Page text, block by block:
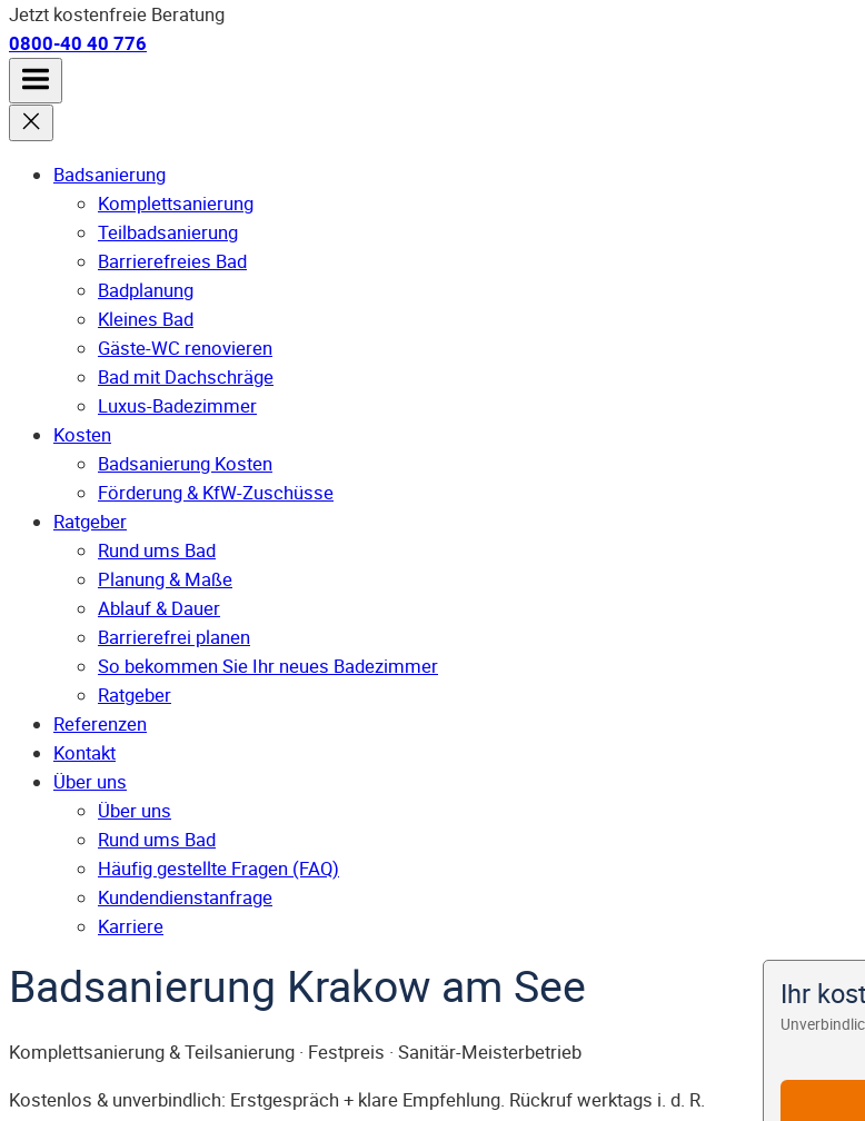
Jetzt kostenfreie Beratung
0800-40 40 776
Badsanierung
Komplettsanierung
Teilbadsanierung
Barrierefreies Bad
Badplanung
Kleines Bad
Gäste-WC renovieren
Bad mit Dachschräge
Luxus-Badezimmer
Kosten
Badsanierung Kosten
Förderung & KfW-Zuschüsse
Ratgeber
Rund ums Bad
Planung & Maße
Ablauf & Dauer
Barrierefrei planen
So bekommen Sie Ihr neues Badezimmer
Ratgeber
Referenzen
Kontakt
Über uns
Über uns
Rund ums Bad
Häufig gestellte Fragen (FAQ)
Kunden­dienst­anfrage
Karriere
Badsanierung Krakow am See
Komplettsanierung & Teilsanierung · Festpreis · Sanitär-Meisterbetrieb
Kostenlos & unverbindlich: Erstgespräch + klare Empfehlung. Rückruf werktags i. d. R.
Ihr